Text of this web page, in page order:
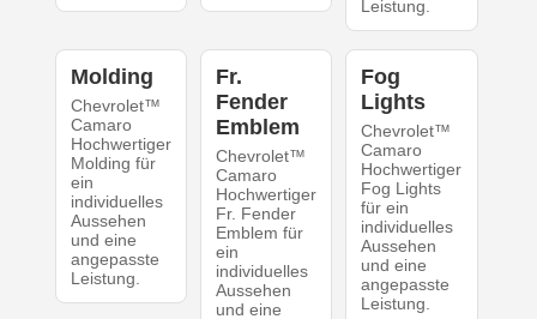
Leistung.
Molding
Chevrolet™
Camaro
Hochwertiger
Molding für
ein
individuelles
Aussehen
und eine
angepasste
Leistung.
Fr.
Fender
Emblem
Chevrolet™
Camaro
Hochwertiger
Fr. Fender
Emblem für
ein
individuelles
Aussehen
und eine
Fog
Lights
Chevrolet™
Camaro
Hochwertiger
Fog Lights
für ein
individuelles
Aussehen
und eine
angepasste
Leistung.